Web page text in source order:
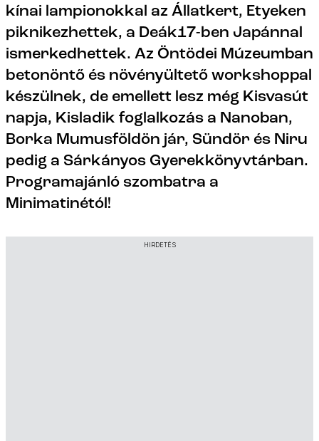
kínai lampionokkal az Állatkert, Etyeken
piknikezhettek, a Deák17-ben Japánnal
ismerkedhettek. Az Öntödei Múzeumban
betonöntő és növényültető workshoppal
készülnek, de emellett lesz még Kisvasút
napja, Kisladik foglalkozás a Nanoban,
Borka Mumusföldön jár, Sündör és Niru
pedig a Sárkányos Gyerekkönyvtárban.
Programajánló szombatra a
Minimatinétól!
HIRDETÉS